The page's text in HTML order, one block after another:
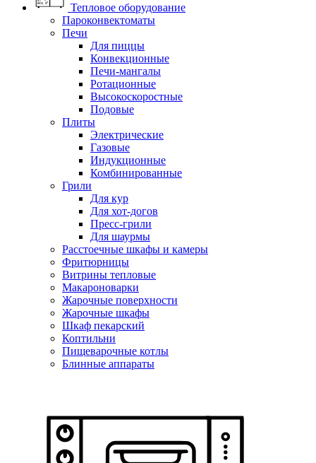
Тепловое оборудование
Пароконвектоматы
Печи
Для пиццы
Конвекционные
Печи-мангалы
Ротационные
Высокоскоростные
Подовые
Плиты
Электрические
Газовые
Индукционные
Комбинированные
Грили
Для кур
Для хот-догов
Пресс-грили
Для шаурмы
Расстоечные шкафы и камеры
Фритюрницы
Витрины тепловые
Макароноварки
Жарочные поверхности
Жарочные шкафы
Шкаф пекарский
Коптильни
Пищеварочные котлы
Блинные аппараты